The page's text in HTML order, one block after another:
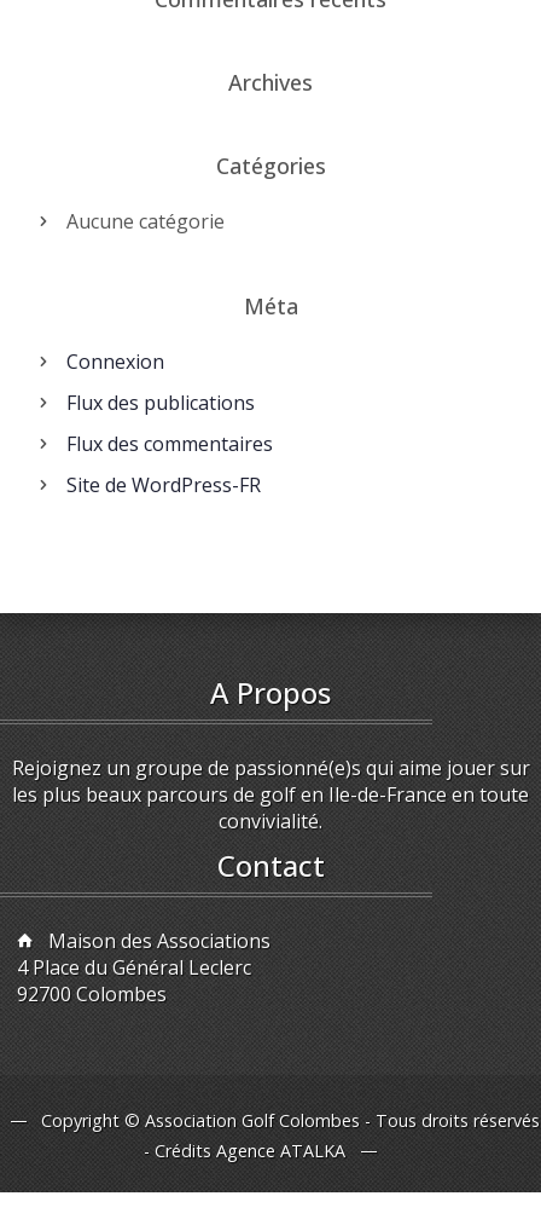
Archives
Catégories
Aucune catégorie
Méta
Connexion
Flux des publications
Flux des commentaires
Site de WordPress-FR
A Propos
Rejoignez un groupe de passionné(e)s qui aime jouer sur
les plus beaux parcours de golf en Ile-de-France en toute
convivialité.
Contact
Maison des Associations
4 Place du Général Leclerc
92700 Colombes
Copyright © Association Golf Colombes - Tous droits réservés
- Crédits Agence ATALKA